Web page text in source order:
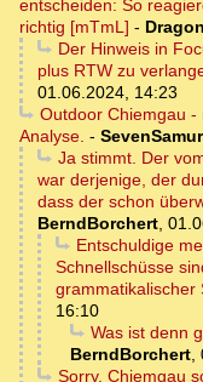
entscheiden: So
richtig [mTmL] -
Der Hinweis in
plus RTW zu
01.06.2024, 14:23
Outdoor Chiemgau -
Analyse. -
Ja stimmt. Der
war derjenige, der
dass der schon
BerndBorchert,
Entschuldige
Schnellschüsse
grammatikalischer
16:10
Was ist denn
BerndBorchert,
Sorry, Chiemgau